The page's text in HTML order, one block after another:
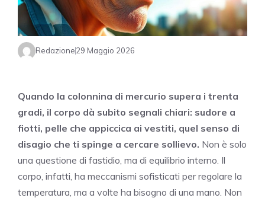
Redazione29 Maggio 2026
Quando la colonnina di mercurio supera i trenta
gradi, il corpo dà subito segnali chiari: sudore a
fiotti, pelle che appiccica ai vestiti, quel senso di
disagio che ti spinge a cercare sollievo. Non è solo
una questione di fastidio, ma di equilibrio interno. Il
corpo, infatti, ha meccanismi sofisticati per regolare la
temperatura, ma a volte ha bisogno di una mano. Non